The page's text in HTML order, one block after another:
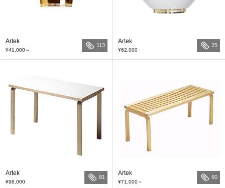
Artek
¥41,000～
113
Artek
¥62,000
25
Artek
¥98,000
81
Artek
¥71,000～
60